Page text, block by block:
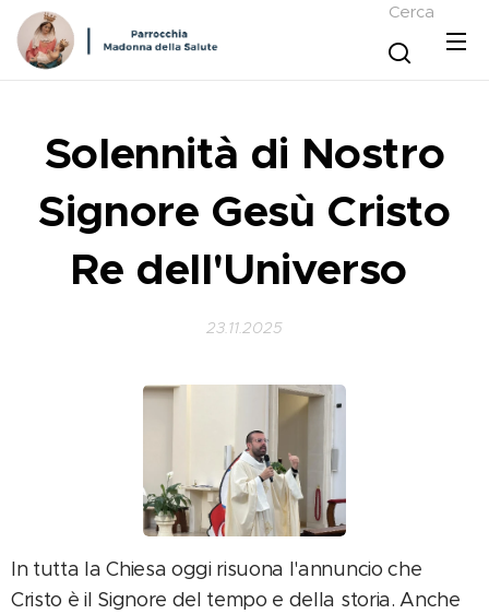
Cerca
Solennità di Nostro
Signore Gesù Cristo
Re dell'Universo
23.11.2025
In tutta la Chiesa oggi risuona l'annuncio che
Cristo è il Signore del tempo e della storia. Anche